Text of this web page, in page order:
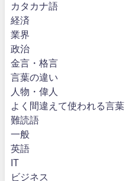
カタカナ語
経済
業界
政治
金言・格言
言葉の違い
人物・偉人
よく間違えて使われる言葉
難読語
一般
英語
IT
ビジネス